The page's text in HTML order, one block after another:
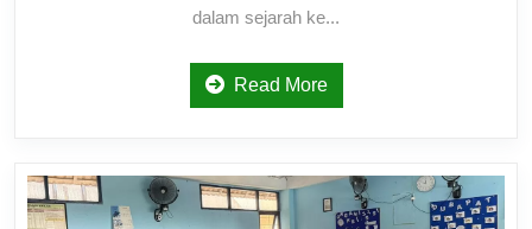
dalam sejarah ke...
Read More